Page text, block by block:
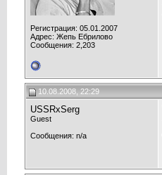
Регистрация: 05.01.2007
Адрес: Жепь Ебрилово
Сообщения: 2,203
10.08.2008, 22:29
USSRxSerg
Guest
Сообщения: n/a